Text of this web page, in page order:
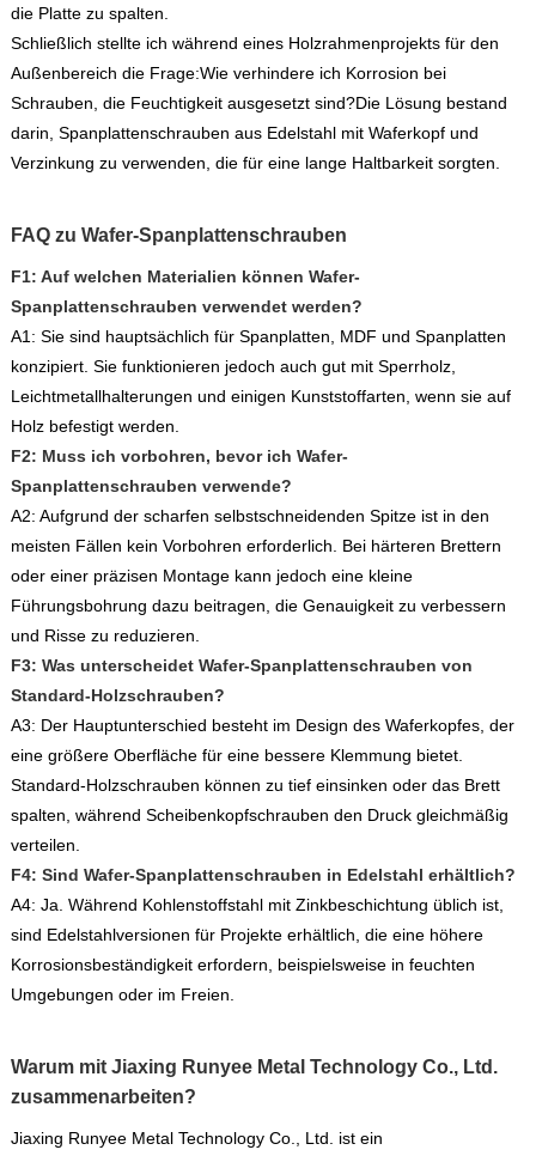
die Platte zu spalten.
Schließlich stellte ich während eines Holzrahmenprojekts für den
Außenbereich die Frage:Wie verhindere ich Korrosion bei
Schrauben, die Feuchtigkeit ausgesetzt sind?Die Lösung bestand
darin, Spanplattenschrauben aus Edelstahl mit Waferkopf und
Verzinkung zu verwenden, die für eine lange Haltbarkeit sorgten.
FAQ zu Wafer-Spanplattenschrauben
F1: Auf welchen Materialien können Wafer-
Spanplattenschrauben verwendet werden?
A1: Sie sind hauptsächlich für Spanplatten, MDF und Spanplatten
konzipiert. Sie funktionieren jedoch auch gut mit Sperrholz,
Leichtmetallhalterungen und einigen Kunststoffarten, wenn sie auf
Holz befestigt werden.
F2: Muss ich vorbohren, bevor ich Wafer-
Spanplattenschrauben verwende?
A2: Aufgrund der scharfen selbstschneidenden Spitze ist in den
meisten Fällen kein Vorbohren erforderlich. Bei härteren Brettern
oder einer präzisen Montage kann jedoch eine kleine
Führungsbohrung dazu beitragen, die Genauigkeit zu verbessern
und Risse zu reduzieren.
F3: Was unterscheidet Wafer-Spanplattenschrauben von
Standard-Holzschrauben?
A3: Der Hauptunterschied besteht im Design des Waferkopfes, der
eine größere Oberfläche für eine bessere Klemmung bietet.
Standard-Holzschrauben können zu tief einsinken oder das Brett
spalten, während Scheibenkopfschrauben den Druck gleichmäßig
verteilen.
F4: Sind Wafer-Spanplattenschrauben in Edelstahl erhältlich?
A4: Ja. Während Kohlenstoffstahl mit Zinkbeschichtung üblich ist,
sind Edelstahlversionen für Projekte erhältlich, die eine höhere
Korrosionsbeständigkeit erfordern, beispielsweise in feuchten
Umgebungen oder im Freien.
Warum mit Jiaxing Runyee Metal Technology Co., Ltd.
zusammenarbeiten?
Jiaxing Runyee Metal Technology Co., Ltd. ist ein